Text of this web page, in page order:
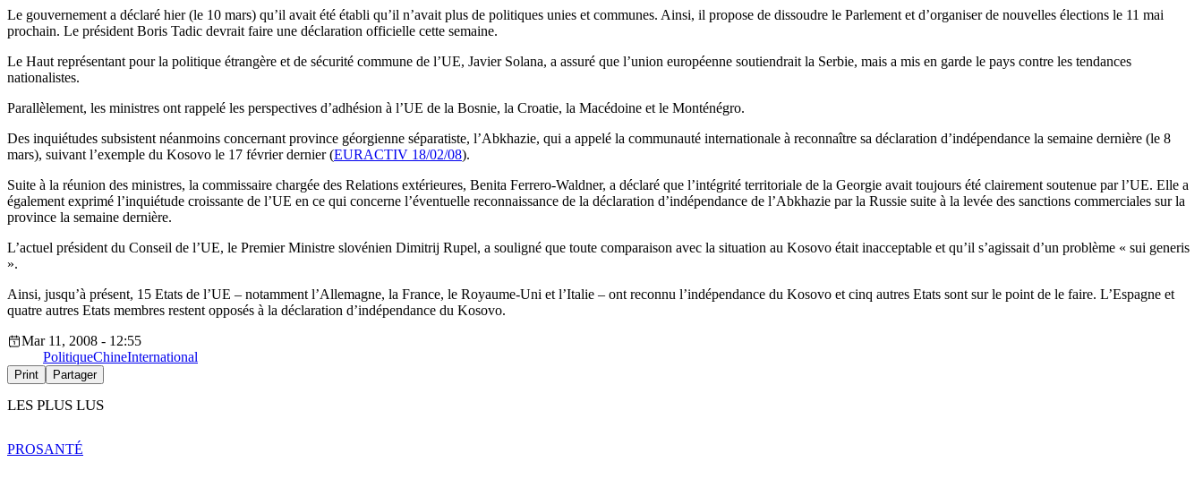
Le gouvernement a déclaré hier (le 10 mars) qu’il avait été établi qu’il n’avait plus de politiques unies et communes. Ainsi, il propose de dissoudre le Parlement et d’organiser de nouvelles élections le 11 mai
prochain. Le président Boris Tadic devrait faire une déclaration officielle cette semaine.
Le Haut représentant pour la politique étrangère et de sécurité commune de l’UE, Javier Solana, a assuré que l’union européenne soutiendrait la Serbie, mais a mis en garde le pays contre les tendances
nationalistes.
Parallèlement, les ministres ont rappelé les perspectives d’adhésion à l’UE de la Bosnie, la Croatie, la Macédoine et le Monténégro.
Des inquiétudes subsistent néanmoins concernant province géorgienne séparatiste, l’Abkhazie, qui a appelé la communauté internationale à reconnaître sa déclaration d’indépendance la semaine dernière (le 8
mars), suivant l’exemple du Kosovo le 17 février dernier (EURACTIV 18/02/08).
Suite à la réunion des ministres, la commissaire chargée des Relations extérieures, Benita Ferrero-Waldner, a déclaré que l’intégrité territoriale de la Georgie avait toujours été clairement soutenue par l’UE. Elle a
également exprimé l’inquiétude croissante de l’UE en ce qui concerne l’éventuelle reconnaissance de la déclaration d’indépendance de l’Abkhazie par la Russie suite à la levée des sanctions commerciales sur la
province la semaine dernière.
L’actuel président du Conseil de l’UE, le Premier Ministre slovénien Dimitrij Rupel, a souligné que toute comparaison avec la situation au Kosovo était inacceptable et qu’il s’agissait d’un problème « sui generis
».
Ainsi, jusqu’à présent, 15 Etats de l’UE – notamment l’Allemagne, la France, le Royaume-Uni et l’Italie – ont reconnu l’indépendance du Kosovo et cinq autres Etats sont sur le point de le faire. L’Espagne et
quatre autres Etats membres restent opposés à la déclaration d’indépendance du Kosovo.
Mar 11, 2008 - 12:55
PolitiqueChineInternational
Print Partager
LES PLUS LUS
PROSANTÉ